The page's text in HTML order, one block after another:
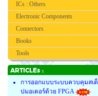
ICs : Others
Electronic Components
Connectors
Books
Tools
ARTICLEs :
การออกแบบระบบควบคุมสเต็
ปมอเตอร์ด้วย FPGA